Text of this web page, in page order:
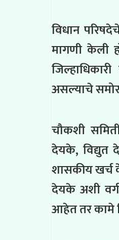
विधान
मागणी केली
असल्याचे
चौकशी
देयके, विद्युत
शासकीय खर्च
देयके अशी
आहेत तर कामे